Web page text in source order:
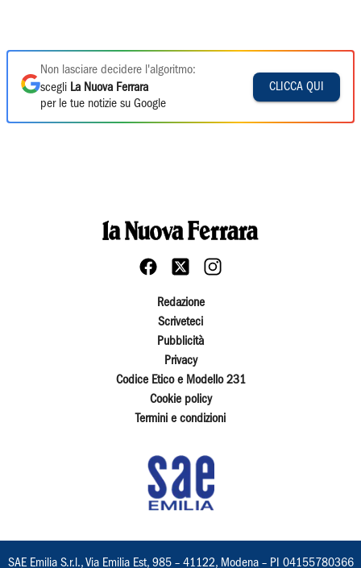
Non lasciare decidere l'algoritmo:
scegli La Nuova Ferrara
per le tue notizie su Google
CLICCA QUI
Redazione
Scriveteci
Pubblicità
Privacy
Codice Etico e Modello 231
Cookie policy
Termini e condizioni
SAE Emilia S.r.l., Via Emilia Est, 985 – 41122, Modena – PI 04155780366